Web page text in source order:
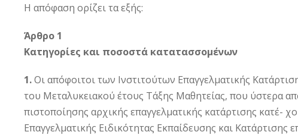
H απόφαση ορίζει τα εξής:
Άρθρο 1
Κατηγορίες και ποσοστά κατατασσομένων
1.Οι απόφοιτοι των Ινστιτούτων Επαγγελματικής
του Μεταλυκειακού έτους Τάξης Μαθητείας, που ύστερα
πιστοποίησης αρχικής επαγγελματικής κατάρτισης κατέ-
Επαγγελματικής Ειδικότητας Εκπαίδευσης και Κατάρτισης